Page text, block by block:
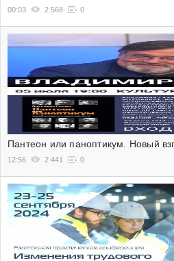
00:03 2 568 0
Пантеон или паноптикум. Новый
12:56 2 441 0